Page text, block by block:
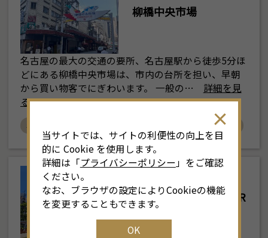
柳橋中央市場
名古屋の最大の交通の要所、名古屋駅から徒歩5分ほ
どにある柳橋中央市場は、市内の台所を担い、早朝
から買い物客でにぎわいます。 一般の…
詳細を見
る
# グルメ # 体験
中部電力 MIRAI TOWER
当サイトでは、サイトの利便性の向上を目
的に Cookie を使用します。
詳細は「プライバシーポリシー 」をご確認
ください。
なお、ブラウザの設定によりCookieの機能
を変更することもできます。
OK